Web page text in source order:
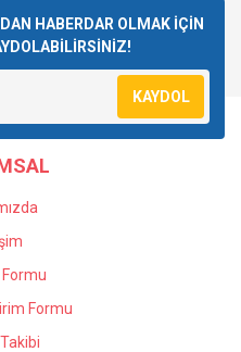
HABERDAR OLMAK İÇİN
KAYDOL
Formu